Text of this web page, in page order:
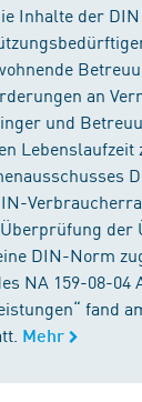
Inhalte der DIN
an
und
Lebenslaufzeit
DIN-Norm
NA 159-08-04
fand
Mehr